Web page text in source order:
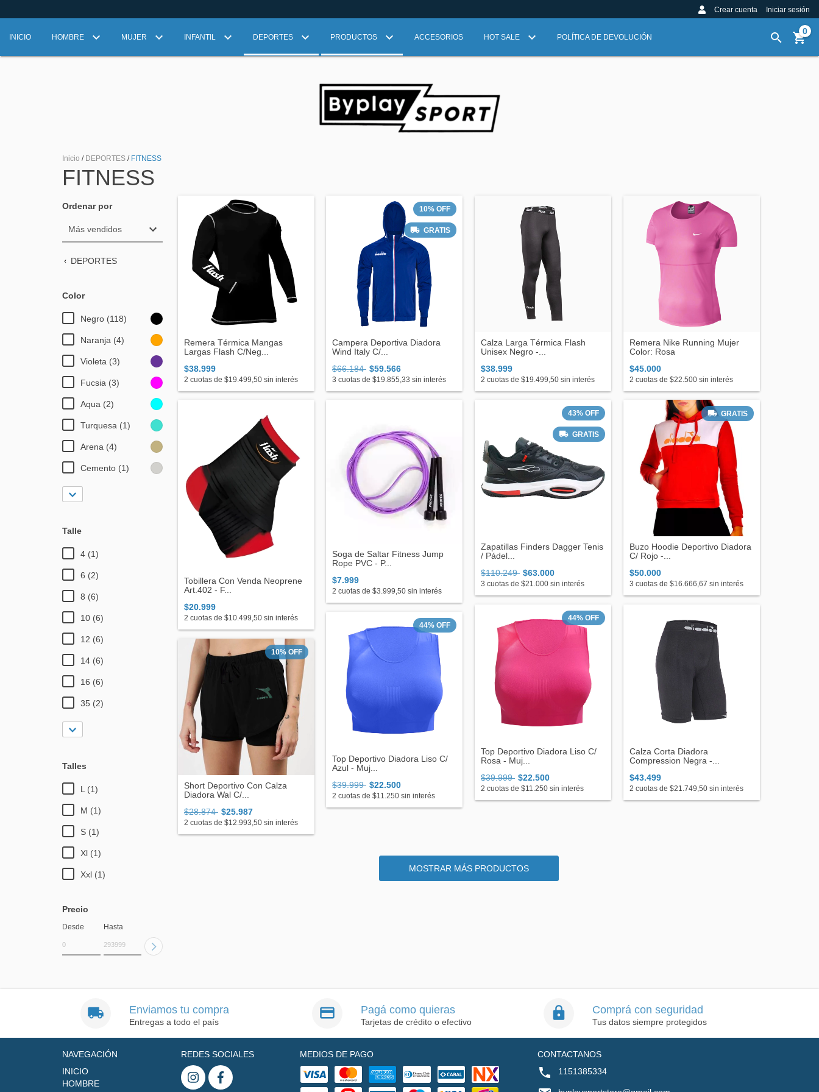
Crear cuenta Iniciar sesión
INICIO HOMBRE MUJER INFANTIL DEPORTES PRODUCTOS ACCESORIOS HOT SALE POLÍTICA DE DEVOLUCIÓN
0
Inicio / DEPORTES / FITNESS
FITNESS
Ordenar por
DEPORTES
Color
Negro (118)
Naranja (4)
Violeta (3)
Fucsia (3)
Aqua (2)
Turquesa (1)
Arena (4)
Cemento (1)
Talle
4 (1)
6 (2)
8 (6)
10 (6)
12 (6)
14 (6)
16 (6)
35 (2)
Talles
L (1)
M (1)
S (1)
Xl (1)
Xxl (1)
Precio
Desde Hasta
Remera Térmica Mangas
Largas Flash C/Neg...
$38.999
2 cuotas de $19.499,50 sin interés
10% OFF
GRATIS
Campera Deportiva Diadora
Wind Italy C/...
$66.184 $59.566
3 cuotas de $19.855,33 sin interés
Calza Larga Térmica Flash
Unisex Negro -...
$38.999
2 cuotas de $19.499,50 sin interés
Remera Nike Running Mujer
Color: Rosa
$45.000
2 cuotas de $22.500 sin interés
Tobillera Con Venda Neoprene
Art.402 - F...
$20.999
2 cuotas de $10.499,50 sin interés
Soga de Saltar Fitness Jump
Rope PVC - P...
$7.999
2 cuotas de $3.999,50 sin interés
43% OFF
GRATIS
Zapatillas Finders Dagger Tenis
/ Pádel...
$110.249 $63.000
3 cuotas de $21.000 sin interés
GRATIS
Buzo Hoodie Deportivo Diadora
C/ Rojo -...
$50.000
3 cuotas de $16.666,67 sin interés
10% OFF
Short Deportivo Con Calza
Diadora Wal C/...
$28.874 $25.987
2 cuotas de $12.993,50 sin interés
44% OFF
Top Deportivo Diadora Liso C/
Azul - Muj...
$39.999 $22.500
2 cuotas de $11.250 sin interés
44% OFF
Top Deportivo Diadora Liso C/
Rosa - Muj...
$39.999 $22.500
2 cuotas de $11.250 sin interés
Calza Corta Diadora
Compression Negra -...
$43.499
2 cuotas de $21.749,50 sin interés
MOSTRAR MÁS PRODUCTOS
Enviamos tu compra
Entregas a todo el país
Pagá como quieras
Tarjetas de crédito o efectivo
Comprá con seguridad
Tus datos siempre protegidos
NAVEGACIÓN
INICIO
HOMBRE
REDES SOCIALES MEDIOS DE PAGO
CONTACTANOS
1151385334